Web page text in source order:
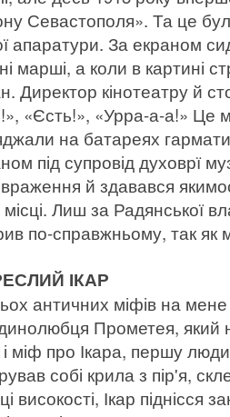
Севастополя». Та це
апаратури. За екраном
марші, а коли в картині
Директор кінотеатру й
«Єсть!», «Урра-а-а!» Це
на батареях
під супровід духоврї
й здавався
Лиш за Радянської
по-справжньому, так як
ІКАР
античних міфів на
Прометея, який
міф про Ікара, першу
собі крила з пір'я,
високості, Ікар